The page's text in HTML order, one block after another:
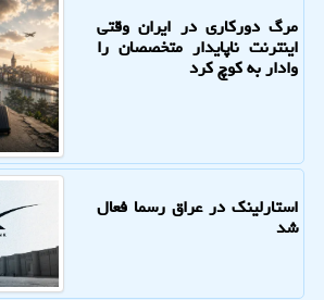
مرگ دورکاری در ایران وقتی
اینترنت ناپایدار متخصصان را
وادار به کوچ کرد
استارلینک در عراق رسما فعال
شد